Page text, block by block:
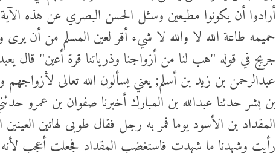
أرادوا أن يكونوا مطيعين وسئل الحسن البصري عن هذه
حميمه طاعة الله لا والله لا شيء أقر لعين المسلم من أن
جريج في قوله "هب لنا من أزواجنا وذرياتنا قرة أعين" قال
عبدالرحمن بن زيد بن أسلم; يعني يسألون الله تعالى
بن بشر حدثنا عبدالله بن المبارك أخبرنا صفوان بن عمرو
المقداد بن الأسود يوما فمر به رجل فقال طوبى لهاتين العينين
رأيت وشهدنا ما شهدت فاستغضب المقداد فجعلت أعجب لأنه